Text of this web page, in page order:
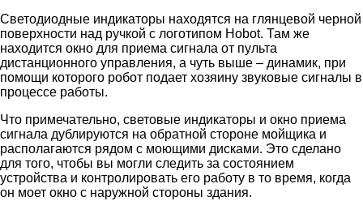
Светодиодные индикаторы находятся на глянцевой черной
поверхности над ручкой с логотипом Hobot. Там же
находится окно для приема сигнала от пульта
дистанционного управления, а чуть выше – динамик, при
помощи которого робот подает хозяину звуковые сигналы в
процессе работы.
Что примечательно, световые индикаторы и окно приема
сигнала дублируются на обратной стороне мойщика и
располагаются рядом с моющими дисками. Это сделано
для того, чтобы вы могли следить за состоянием
устройства и контролировать его работу в то время, когда
он моет окно с наружной стороны здания.